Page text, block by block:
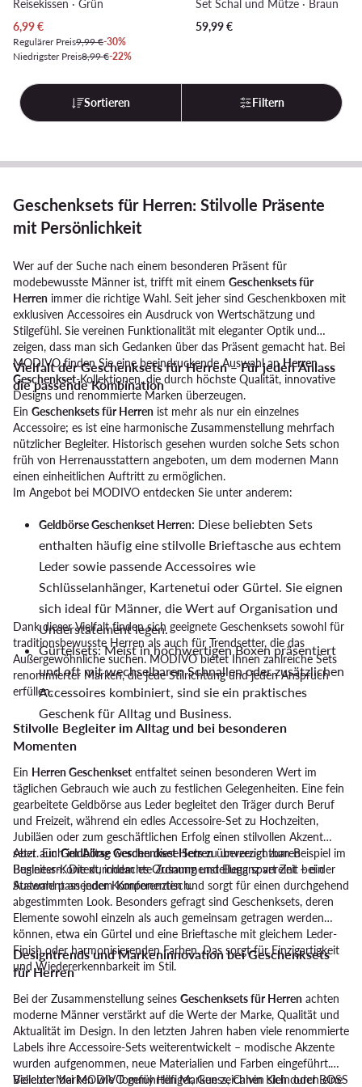
Reisekissen · Grün
Aktueller Preis
6,99€
Regulärer Preis9,99 €-30%
Niedrigster Preis8,99 €-22%
Set Schal und Mütze · Braun
59,99€
Sortieren Filtern
Geschenksets für Herren: Stilvolle Präsente
mit Persönlichkeit
Wer auf der Suche nach einem besonderen Präsent für
modebewusste Männer ist, trifft mit einem Geschenksets für
Herren immer die richtige Wahl. Seit jeher sind Geschenkboxen mit
exklusiven Accessoires ein Ausdruck von Wertschätzung und
Stilgefühl. Sie vereinen Funktionalität mit eleganter Optik und
zeigen, dass man sich Gedanken über das Präsent gemacht hat. Bei
MODIVO finden Sie eine beeindruckende Auswahl anHerren
Geschenkset-Kollektionen, die durch höchste Qualität, innovative
Designs und renommierte Marken überzeugen.
Vielfalt der Geschenksets für Herren – Für jeden Anlass
die passende Kombination
Ein Geschenksets für Herren ist mehr als nur ein einzelnes
Accessoire; es ist eine harmonische Zusammenstellung mehrfach
nützlicher Begleiter. Historisch gesehen wurden solche Sets schon
früh von Herrenausstattern angeboten, um dem modernen Mann
einen einheitlichen Auftritt zu ermöglichen.
Im Angebot bei MODIVO entdecken Sie unter anderem:
Geldbörse Geschenkset Herren: Diese beliebten Sets
enthalten häufig eine stilvolle Brieftasche aus echtem
Leder sowie passende Accessoires wie
Schlüsselanhänger, Kartenetui oder Gürtel. Sie eignen
sich ideal für Männer, die Wert auf Organisation und
Understatement legen.
Gürtelsets: Meist in hochwertigen Boxen präsentiert
und oft mit wechselbaren Schnallen oder zusätzlichen
Accessoires kombiniert, sind sie ein praktisches
Geschenk für Alltag und Business.
Dank dieser Vielfalt finden sich geeignete Geschenksets sowohl für
traditionsbewusste Herren als auch für Trendsetter, die das
Außergewöhnliche suchen. MODIVO bietet Ihnen zahlreiche Sets
renommierter Marken, die jede Stilrichtung und jeden Anspruch
erfüllen.
Stilvolle Begleiter im Alltag und bei besonderen
Momenten
Ein Herren Geschenkset entfaltet seinen besonderen Wert im
täglichen Gebrauch wie auch zu festlichen Gelegenheiten. Eine fein
gearbeitete Geldbörse aus Leder begleitet den Träger durch Beruf
und Freizeit, während ein edles Accessoire-Set zu Hochzeiten,
Jubiläen oder zum geschäftlichen Erfolg einen stilvollen Akzent
setzt. EinGeldbörse Geschenkset Herrenüberzeugt zum Beispiel im
Business-Kontext, indem es Ordnung und Eleganz vereint – ein
Statement an jedem Konferenztisch.
Aber auch im Alltag werden diese Sets zu unverzichtbaren
Begleitern: Die durchdachte Zusammenstellung spart Zeit bei der
Auswahl passender Komponenten und sorgt für einen durchgehend
abgestimmten Look. Besonders gefragt sind Geschenksets, deren
Elemente sowohl einzeln als auch gemeinsam getragen werden
können, etwa ein Gürtel und eine Brieftasche mit gleichem Leder-
Finish oder harmonisierenden Farben. Das sorgt für Einzigartigkeit
und Wiedererkennbarkeit im Stil.
Designtrends und Markeninnovation bei Geschenksets
für Herren
Bei der Zusammenstellung seines Geschenksets für Herren achten
moderne Männer verstärkt auf die Werte der Marke, Qualität und
Aktualität im Design. In den letzten Jahren haben viele renommierte
Labels ihre Accessoire-Sets weiterentwickelt – modische Akzente
wurden aufgenommen, neue Materialien und Farben eingeführt.
Beliebte Marken wie Tommy Hilfiger, Guess, Calvin Klein oder BOSS
Viele der bei MODIVO geführten Marken zeichnen sich durch eine